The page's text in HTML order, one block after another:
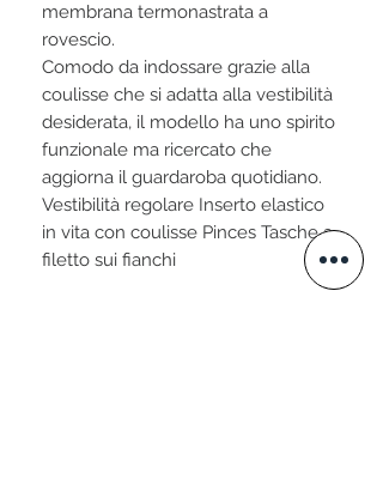
membrana termonastrata a
rovescio.
Comodo da indossare grazie alla
coulisse che si adatta alla vestibilità
desiderata, il modello ha uno spirito
funzionale ma ricercato che
aggiorna il guardaroba quotidiano.
Vestibilità regolare Inserto elastico
in vita con coulisse Pinces Tasche a
filetto sui fianchi